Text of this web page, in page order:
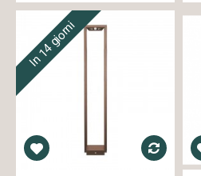
In 14 giorni